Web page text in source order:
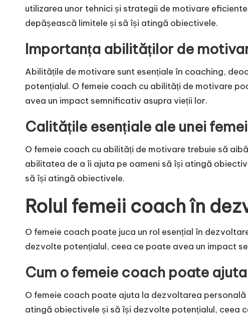
utilizarea unor tehnici și strategii de motivare
depășească limitele și să își atingă obiectivele.
Importanța abilităților de
Abilitățile de motivare sunt esențiale în coaching,
potențialul. O femeie coach cu abilități de motivare
avea un impact semnificativ asupra vieții lor.
Calitățile esențiale ale unei
O femeie coach cu abilități de motivare trebuie să
abilitatea de a îi ajuta pe oameni să își atingă
să își atingă obiectivele.
Rolul femeii coach în
O femeie coach poate juca un rol esențial în
dezvolte potențialul, ceea ce poate avea un impact
Cum o femeie coach poate
O femeie coach poate ajuta la dezvoltarea
atingă obiectivele și să își dezvolte potențialul, ceea